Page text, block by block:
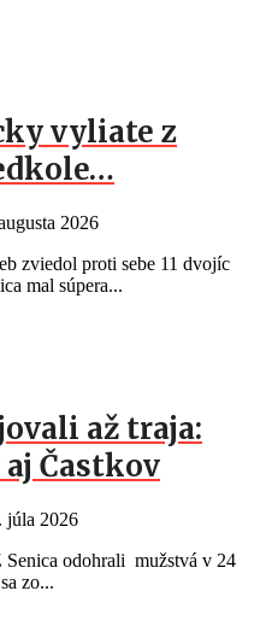
vyliate z
2026
zviedol proti sebe 11 dvojíc
mal súpera...
až traja:
aj Častkov
júla 2026
odohrali mužstvá v 24
zo...